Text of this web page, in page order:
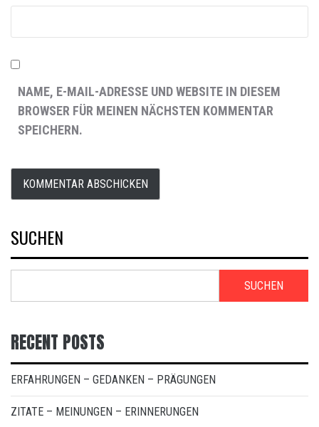
NAME, E-MAIL-ADRESSE UND WEBSITE IN DIESEM
BROWSER FÜR MEINEN NÄCHSTEN KOMMENTAR
SPEICHERN.
SUCHEN
SUCHEN
RECENT POSTS
ERFAHRUNGEN – GEDANKEN – PRÄGUNGEN
ZITATE – MEINUNGEN – ERINNERUNGEN